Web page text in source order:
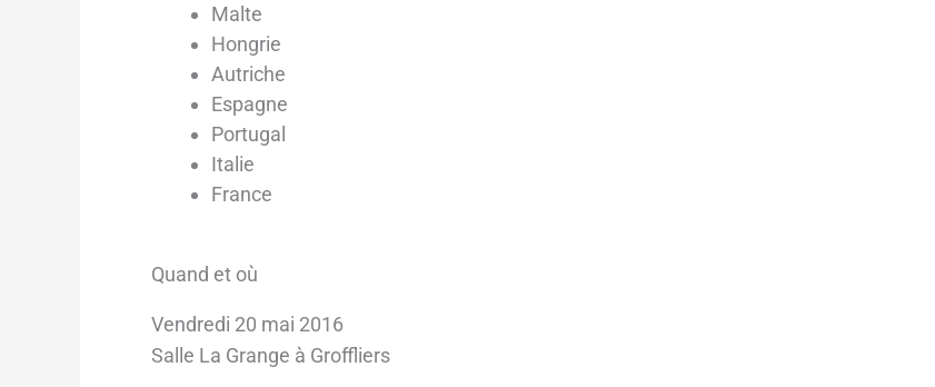
Malte
Hongrie
Autriche
Espagne
Portugal
Italie
France
Quand et où
Vendredi 20 mai 2016
Salle La Grange à Groffliers